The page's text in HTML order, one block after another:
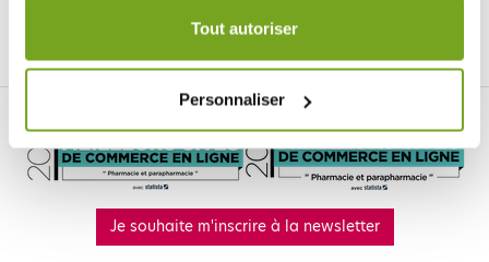
Tout autoriser
Personnaliser
Je souhaite m'inscrire à la newsletter